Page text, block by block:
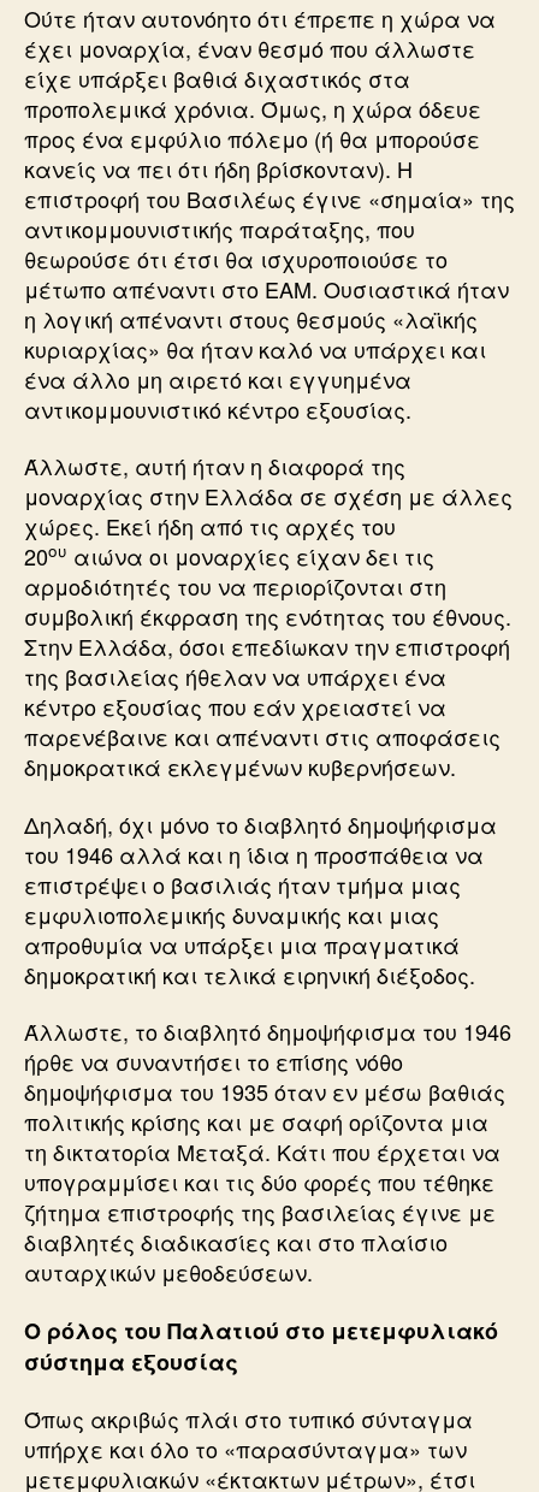
Ούτε ήταν αυτονόητο ότι έπρεπε η χώρα να
έχει μοναρχία, έναν θεσμό που άλλωστε
είχε υπάρξει βαθιά διχαστικός στα
προπολεμικά χρόνια. Όμως, η χώρα όδευε
προς ένα εμφύλιο πόλεμο (ή θα μπορούσε
κανείς να πει ότι ήδη βρίσκονταν). Η
επιστροφή του Βασιλέως έγινε «σημαία» της
αντικομμουνιστικής παράταξης, που
θεωρούσε ότι έτσι θα ισχυροποιούσε το
μέτωπο απέναντι στο ΕΑΜ. Ουσιαστικά ήταν
η λογική απέναντι στους θεσμούς «λαϊκής
κυριαρχίας» θα ήταν καλό να υπάρχει και
ένα άλλο μη αιρετό και εγγυημένα
αντικομμουνιστικό κέντρο εξουσίας.
Άλλωστε, αυτή ήταν η διαφορά της
μοναρχίας στην Ελλάδα σε σχέση με άλλες
χώρες. Εκεί ήδη από τις αρχές του
20ου αιώνα οι μοναρχίες είχαν δει τις
αρμοδιότητές του να περιορίζονται στη
συμβολική έκφραση της ενότητας του έθνους.
Στην Ελλάδα, όσοι επεδίωκαν την επιστροφή
της βασιλείας ήθελαν να υπάρχει ένα
κέντρο εξουσίας που εάν χρειαστεί να
παρενέβαινε και απέναντι στις αποφάσεις
δημοκρατικά εκλεγμένων κυβερνήσεων.
Δηλαδή, όχι μόνο το διαβλητό δημοψήφισμα
του 1946 αλλά και η ίδια η προσπάθεια να
επιστρέψει ο βασιλιάς ήταν τμήμα μιας
εμφυλιοπολεμικής δυναμικής και μιας
απροθυμία να υπάρξει μια πραγματικά
δημοκρατική και τελικά ειρηνική διέξοδος.
Άλλωστε, το διαβλητό δημοψήφισμα του 1946
ήρθε να συναντήσει το επίσης νόθο
δημοψήφισμα του 1935 όταν εν μέσω βαθιάς
πολιτικής κρίσης και με σαφή ορίζοντα μια
τη δικτατορία Μεταξά. Κάτι που έρχεται να
υπογραμμίσει και τις δύο φορές που τέθηκε
ζήτημα επιστροφής της βασιλείας έγινε με
διαβλητές διαδικασίες και στο πλαίσιο
αυταρχικών μεθοδεύσεων.
Ο ρόλος του Παλατιού στο μετεμφυλιακό
σύστημα εξουσίας
Όπως ακριβώς πλάι στο τυπικό σύνταγμα
υπήρχε και όλο το «παρασύνταγμα» των
μετεμφυλιακών «έκτακτων μέτρων», έτσι